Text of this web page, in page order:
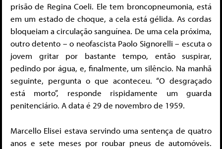
prisão de Regina Coeli. Ele tem broncopneumonia, está
em um estado de choque, a cela está gélida. As cordas
bloqueiam a circulação sanguínea. De uma cela próxima,
outro detento – o neofascista Paolo Signorelli – escuta o
jovem gritar por bastante tempo, então suspirar,
pedindo por água, e, finalmente, um silêncio. Na manhã
seguinte, pergunta o que aconteceu. “O desgraçado
está morto”, responde rispidamente um guarda
penitenciário. A data é 29 de novembro de 1959.
Marcello Elisei estava servindo uma sentença de quatro
anos e sete meses por roubar pneus de automóveis.